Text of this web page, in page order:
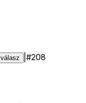
válasz #208